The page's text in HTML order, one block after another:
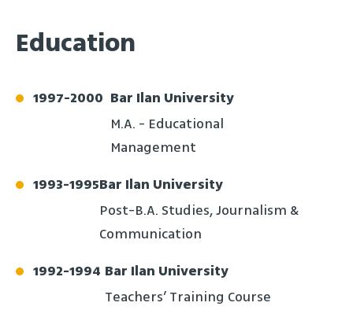
Education
1997-2000 Bar Ilan University
M.A. - Educational
Management
1993-1995Bar Ilan University
Post-B.A. Studies, Journalism &
Communication
1992-1994 Bar Ilan University
Teachers’ Training Course